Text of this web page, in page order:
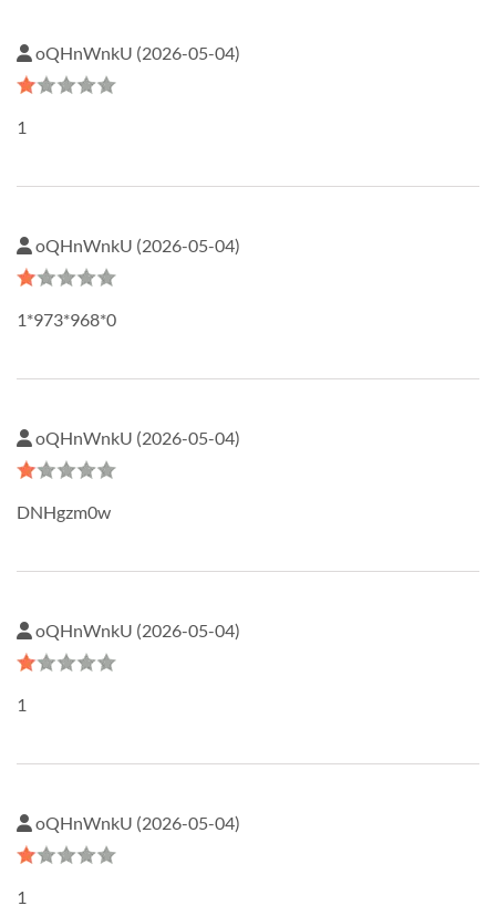
oQHnWnkU (2026-05-04)
1
oQHnWnkU (2026-05-04)
1*973*968*0
oQHnWnkU (2026-05-04)
DNHgzm0w
oQHnWnkU (2026-05-04)
1
oQHnWnkU (2026-05-04)
1